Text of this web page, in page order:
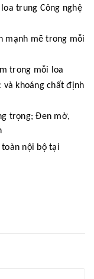
trung Công nghệ
mạnh mẽ trong mỗi
trong mỗi loa
khoáng chất định
trọng; Đen mờ,
nội bộ tại